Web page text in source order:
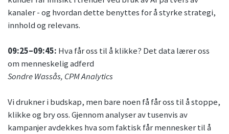
kanaler - og hvordan dette benyttes for å styrke strategi,
innhold og relevans.
09:25–09:45: Hva får oss til å klikke? Det data lærer oss
om menneskelig adferd
Sondre Wassås, CPM Analytics
Vi drukner i budskap, men bare noen få får oss til å stoppe,
klikke og bry oss. Gjennom analyser av tusenvis av
kampanjer avdekkes hva som faktisk får mennesker til å